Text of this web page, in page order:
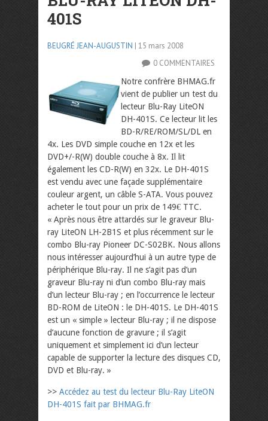
401S
BEUGRÉ JEAN-AUGUSTIN | 15 mars 2008
0 COMMENTAIRES
Notre confrère BHMAG.fr
vient de publier un test du
lecteur Blu-Ray LiteON
DH-401S. Ce lecteur lit les
BD-R/RE/ROM/SL/DL en
4x. Les DVD simple couche en 12x et les
DVD+/-R(W) double couche à 8x. Il lit
également les CD-R(W) en 32x. Le DH-401S
est vendu avec une façade supplémentaire
couleur argent, un câble S-ATA. Vous pouvez
acheter le tout pour un prix de 149€ TTC.
« Après nous être attardés sur le graveur Blu-
ray LiteON LH-2B1S et plus récemment sur le
combo Blu-ray Pioneer DC-S02BK. Nous allons
nous intéresser aujourd’hui à un autre type de
périphérique Blu-ray. Il ne s’agit pas d’un
graveur Blu-ray ni d’un combo Blu-ray mais
d’un lecteur Blu-ray ; en l’occurrence le lecteur
BD-ROM de LiteON : le DH-401S. Le DH-401S
est un « simple » lecteur Blu-ray ; il ne dispose
d’aucune fonction de gravure ; il s’agit
uniquement et simplement ici d’un lecteur
capable de supporter la lecture des disques CD,
DVD et Blu-ray. »
>> Accédez au test du lecteur Blu-Ray LiteON
DH-401S fait par BHMAG.fr